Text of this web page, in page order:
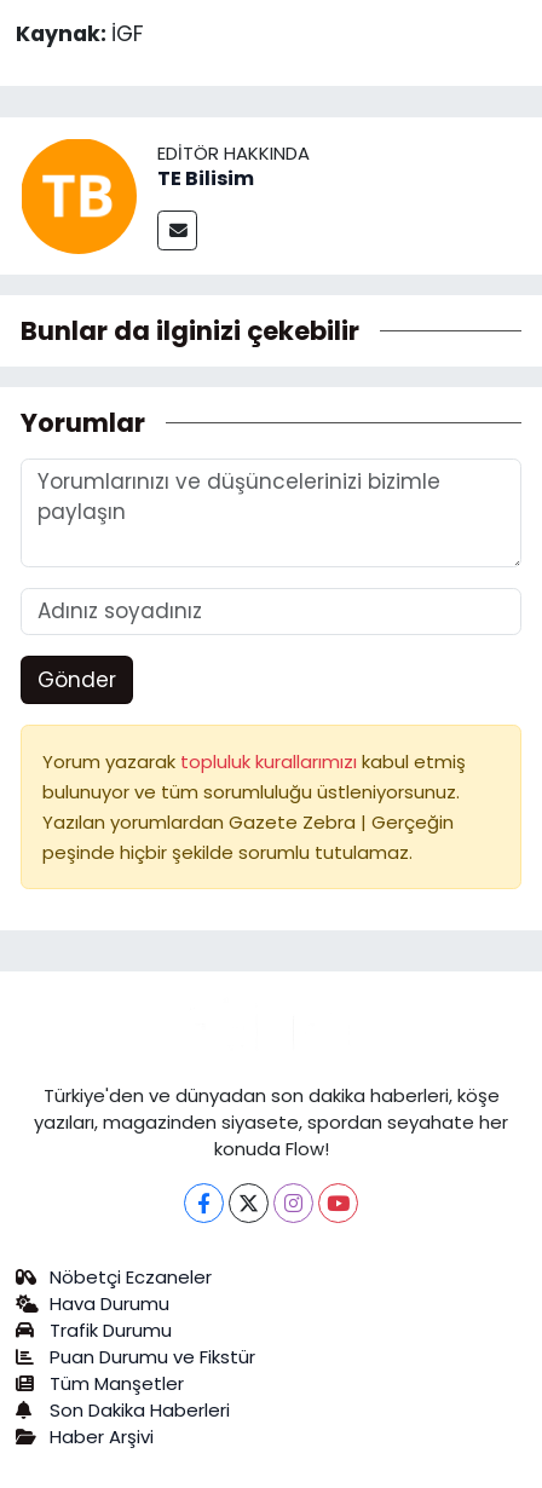
Kaynak: İGF
EDITÖR HAKKINDA
TE Bilisim
Bunlar da ilginizi çekebilir
Yorumlar
Gönder
Yorum yazarak topluluk kurallarımızı kabul etmiş
bulunuyor ve tüm sorumluluğu üstleniyorsunuz.
Yazılan yorumlardan Gazete Zebra | Gerçeğin
peşinde hiçbir şekilde sorumlu tutulamaz.
Türkiye'den ve dünyadan son dakika haberleri, köşe
yazıları, magazinden siyasete, spordan seyahate her
konuda Flow!
Nöbetçi Eczaneler
Hava Durumu
Trafik Durumu
Puan Durumu ve Fikstür
Tüm Manşetler
Son Dakika Haberleri
Haber Arşivi